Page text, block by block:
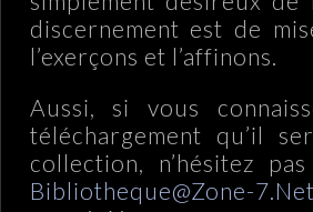
discernement est de
l’exerçons et l’affinons.
Aussi, si vous
téléchargement qu’il
collection, n’hésitez
Bibliotheque@Zone-7.Net